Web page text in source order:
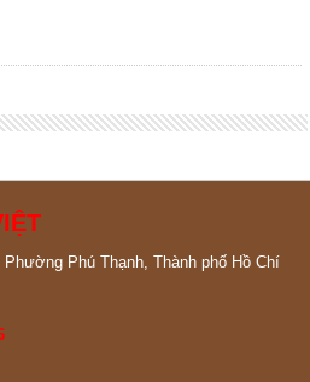
Phú Thạnh, Thành phố Hồ Chí